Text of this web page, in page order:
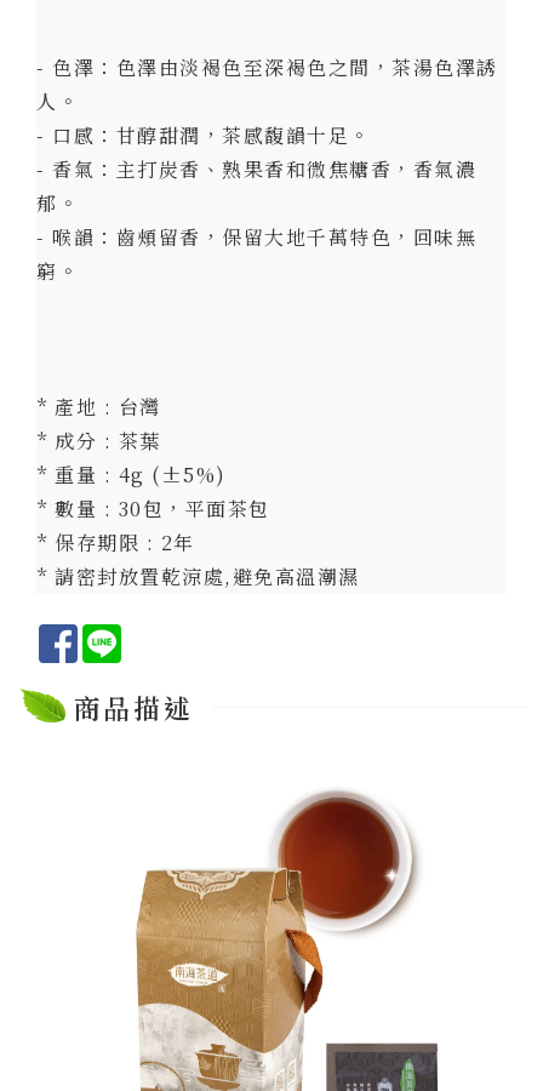
- 色澤：色澤由淡褐色至深褐色之間，茶湯色澤誘
人。
- 口感：甘醇甜潤，茶感馥韻十足。
- 香氣：主打炭香、熟果香和微焦糖香，香氣濃
郁。
- 喉韻：齒頰留香，保留大地千萬特色，回味無
窮。
* 產地 : 台灣
* 成分 : 茶葉
* 重量 : 4g (±5%)
* 數量 : 30包，平面茶包
* 保存期限 : 2年
* 請密封放置乾涼處,避免高溫潮濕
Facebook
商品描述